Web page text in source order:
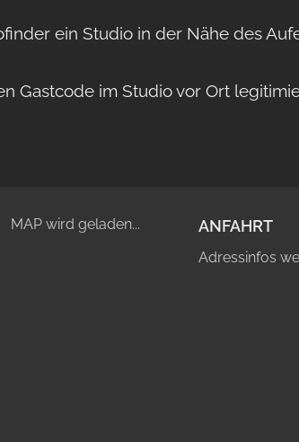
ein Studio in der Nähe des
Gastcode im Studio vor Ort
MAP wird geladen... ANFAHRT
Adressinfos